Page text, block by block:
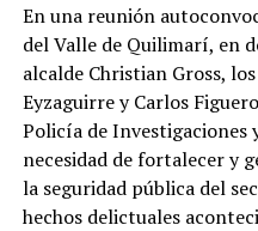
En una reunión
del Valle de Quilimarí, en
alcalde Christian Gross,
Eyzaguirre y Carlos
Policía de Investigaciones
necesidad de fortalecer y
la seguridad pública del
hechos delictuales